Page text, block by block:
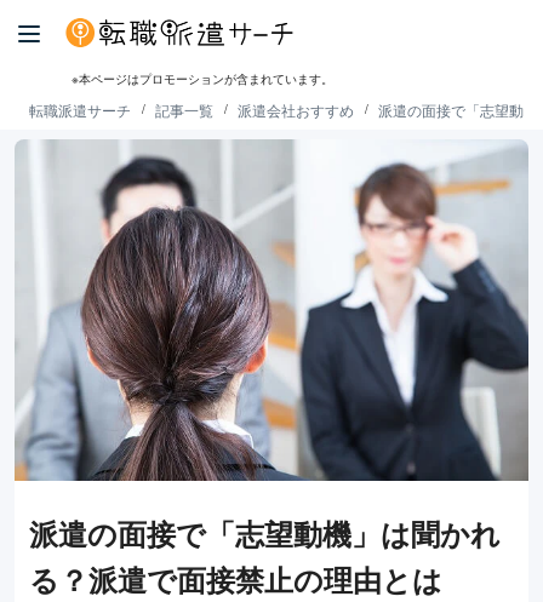
※本ページはプロモーションが含まれています。
転職派遣サーチ 記事一覧 派遣会社おすすめ 派遣の面接で「志望動
派遣の面接で「志望動機」は聞かれ
る？派遣で面接禁止の理由とは